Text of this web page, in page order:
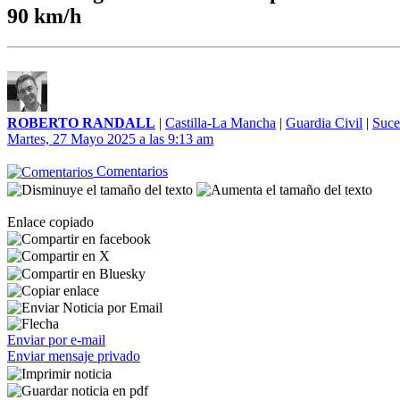
90 km/h
ROBERTO RANDALL | Castilla-La Mancha | Guardia Civil |
Martes, 27 Mayo 2025 a las 9:13 am
Comentarios
Enlace copiado
Enviar por e-mail
Enviar mensaje privado